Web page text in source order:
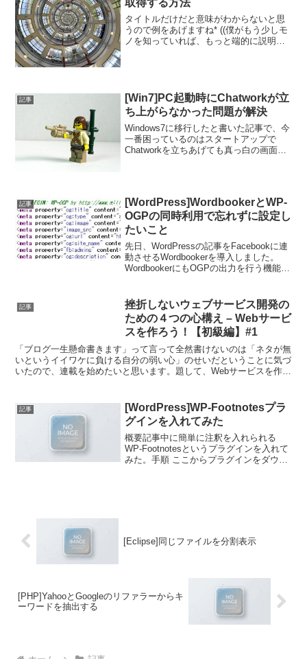
タイトルだけだと意味がわからないと思
うので例をあげますね* ((僕がもう少しモ
ノを知っていれば、もっと端的に説明で
記事
[Win7]PC起動時にChatworkが立
ち上がらなかった問題が解決
Windows7に移行したと書いた記事で、今
一番困っているのはスタートアップで
Chatworkを立ちあげても真っ白の画面が
記事
[WordPress]WordbookerとWP-
OGPの同時利用で忘れずに設定し
たいこと
先日、WordPressの記事をFacebookに連
動させるWordbookerを導入しました。
WordbookerにもOGPの出力を行う機能が
り、困っていました...
記事
挫折しないウェブサービス開発の
ための４つの心構え – Webサービ
スを作ろう！【初級編】#1
「ブログ一生懸命書きます」って言って全然書けないのは「ネタが無
いというイイワケに負ける自分の弱い心」のせいだということに気づ
いたので、連載を始めたいと思います。題して、Webサービスを作ろ
記事
[WordPress]WP-Footnotesプラ
グインを入れてみた
概要記事中に簡単に注釈を入れられる
WP-Footnotesというプラグインを入れて
みた。手順 ここからプラグインをダウン
[Eclipse]同じファイルを分割表示
[PHP]YahooとGoogleのリファラーからキ
ーワードを抽出する